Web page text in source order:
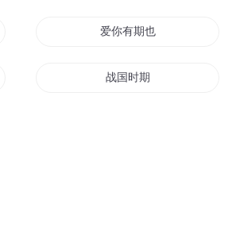
爱你有期也有情
战国时期